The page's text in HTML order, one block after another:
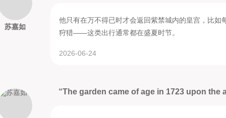
苏嘉如
他只有在万不得已时才会返回紫禁城内的皇宫，比
狩猎——这类出行通常都在盛夏时节。
2026-06-24
“The garden came of age in 1723 upon the